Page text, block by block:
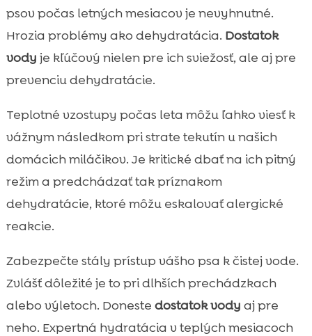
psov počas letných mesiacov je nevyhnutné.
Hrozia problémy ako dehydratácia. Dostatok
vody je kľúčový nielen pre ich sviežosť, ale aj pre
prevenciu dehydratácie.
Teplotné vzostupy počas leta môžu ľahko viesť k
vážnym následkom pri strate tekutín u našich
domácich miláčikov. Je kritické dbať na ich pitný
režim a predchádzať tak príznakom
dehydratácie, ktoré môžu eskalovať alergické
reakcie.
Zabezpečte stály prístup vášho psa k čistej vode.
Zvlášť dôležité je to pri dlhších prechádzkach
alebo výletoch. Doneste dostatok vody aj pre
neho. Expertná hydratácia v teplých mesiacoch